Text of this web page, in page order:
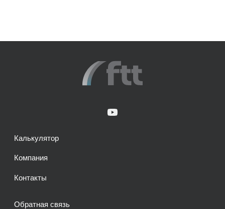
Калькулятор
Компания
Контакты
Обратная связь